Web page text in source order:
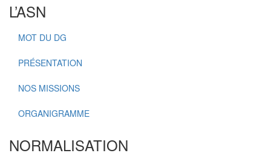
L’ASN
MOT DU DG
PRÉSENTATION
NOS MISSIONS
ORGANIGRAMME
NORMALISATION